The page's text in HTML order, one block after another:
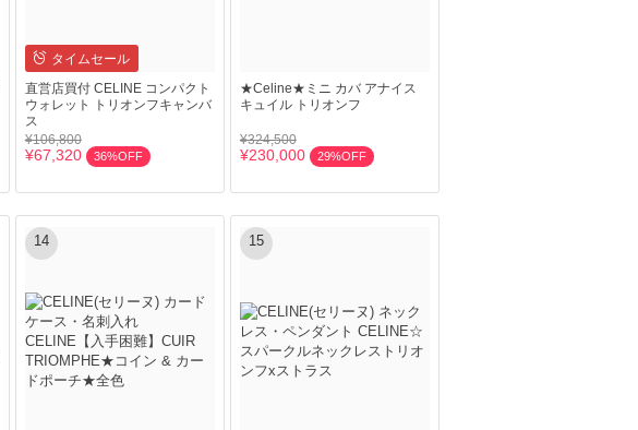
タイムセール
直営店買付 CELINE コンパクト
ウォレット トリオンフキャンバ
ス
¥106,800
¥67,320 36%OFF
★Celine★ミニ カバ アナイス
キュイル トリオンフ
¥324,500
¥230,000 29%OFF
14 15